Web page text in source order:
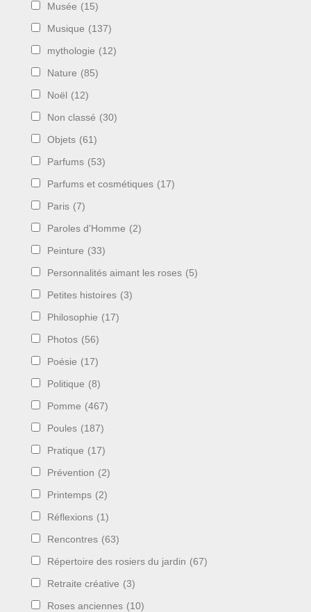
Musée (15)
Musique (137)
mythologie (12)
Nature (85)
Noël (12)
Non classé (30)
Objets (61)
Parfums (53)
Parfums et cosmétiques (17)
Paris (7)
Paroles d'Homme (2)
Peinture (33)
Personnalités aimant les roses (5)
Petites histoires (3)
Philosophie (17)
Photos (56)
Poésie (17)
Politique (8)
Pomme (467)
Poules (187)
Pratique (17)
Prévention (2)
Printemps (2)
Réflexions (1)
Rencontres (63)
Répertoire des rosiers du jardin (67)
Retraite créative (3)
Roses anciennes (10)